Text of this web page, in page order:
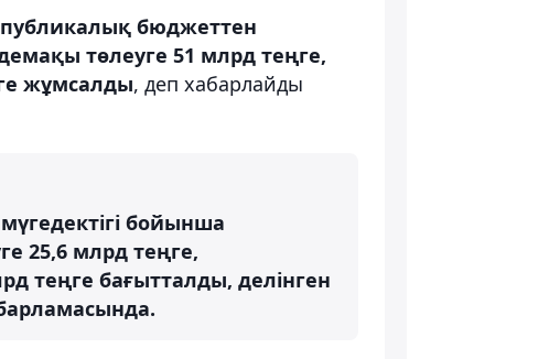
бюджеттен
төлеуге 51 млрд теңге,
жұмсалды, деп хабарлайды
бойынша
25,6 млрд теңге,
теңге бағытталды, делінген